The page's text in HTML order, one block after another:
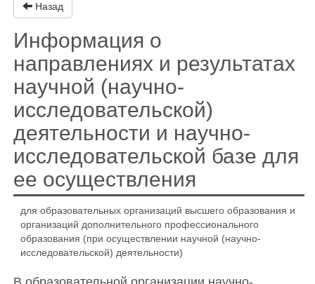
Назад
Информация о
направлениях и результатах
научной (научно-
исследовательской)
деятельности и научно-
исследовательской базе для
ее осуществления
для образовательных организаций высшего образования и
организаций дополнительного профессионального
образования (при осуществлении научной (научно-
исследовательской) деятельности)